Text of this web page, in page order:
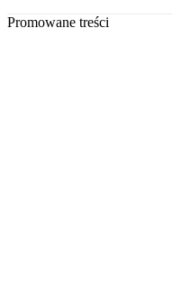
Promowane treści